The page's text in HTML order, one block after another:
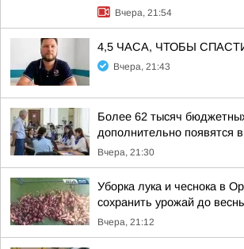
Вчера, 21:54
4,5 ЧАСА, ЧТОБЫ
Вчера, 21:43
Более 62 тысяч
дополнительно появятся в
Вчера, 21:30
Уборка лука и чеснока в
сохранить урожай до
Вчера, 21:12